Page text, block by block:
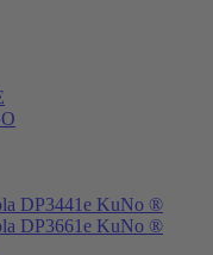
DP3441e KuNo ®
DP3661e KuNo ®